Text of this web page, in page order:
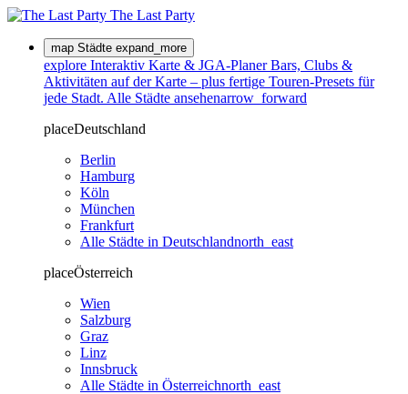
The Last Party
map Städte expand_more
explore Interaktiv Karte & JGA-Planer Bars, Clubs &
Aktivitäten auf der Karte – plus fertige Touren-Presets für
jede Stadt. Alle Städte ansehenarrow_forward
placeDeutschland
Berlin
Hamburg
Köln
München
Frankfurt
Alle Städte in Deutschlandnorth_east
placeÖsterreich
Wien
Salzburg
Graz
Linz
Innsbruck
Alle Städte in Österreichnorth_east